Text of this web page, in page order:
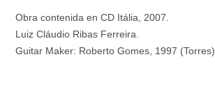
Área personal
Obra contenida en CD Itália, 2007.
Luiz Cláudio Ribas Ferreira.
Guitar Maker: Roberto Gomes, 1997 (Torres)